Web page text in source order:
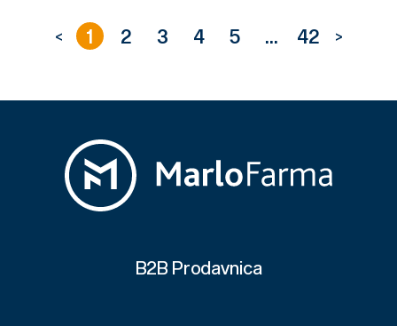
< 1 2 3 4 5 ... 42 >
B2B Prodavnica